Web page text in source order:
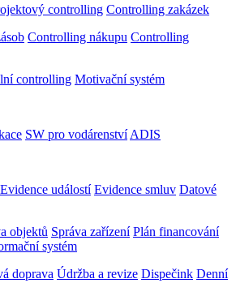
controlling Controlling zakázek
Controlling nákupu Controlling
controlling Motivační systém
SW pro vodárenství ADIS
Evidence událostí Evidence smluv Datové
objektů Správa zařízení Plán financování
systém
doprava Údržba a revize Dispečink Denní